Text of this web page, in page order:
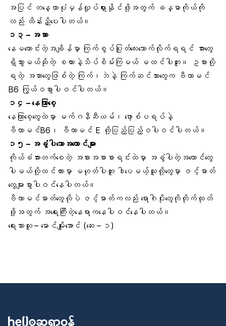
အပြင် တနေ့တာပုံမှန်လှုပ်ရှားနိုင်ဖို့အတွက် ခန္ဓာကိုယ်ကို
လည်း ထိန်းညှိပေးပါတယ်။
၁၃ – အသား
နေမကောင်းတဲ့အချိန်မှာ ကြက်စွပ်ပြုတ်လေးသောက်လိုက်ရရင် အားတွေ
ရှိသွားမယ်ဆိုတဲ့ စကားနဲ့သိပ်စိမ်းကြမယ် မထင်ပါဘူး။ ဥစားလို့
ရတဲ့ အသားတွေဖြစ်တဲ့ ကြက်၊ဘဲနဲ့ ကြက်ဆင်သားတွေက ဗီတာမင်
B6 ကြွယ်ဝစွာပါဝင်ပါတယ်။
၁၄ – နေကြာစေ့
နေကြာစေ့တွေထဲမှာ မက်ဂနီဆီယမ်၊ ဖော့စ်ပရပ်နဲ့
ဗီတာမင်B6၊ ဗီတာမင် E တို့ပြည့်ပြည့်ဝပါဝင်ပါတယ်။
၁၅ – အခွံပါသောအကောင်များ
ကိုယ်ခံအားတက်စေတဲ့ အစားအစာစာရင်းထဲမှာ အခွံပါတဲ့အကောင်တွေ
ပါမယ်လို့ထင်ထားမှာ မဟုတ်ပါဘူး ဒါပေမယ့်သူတို့တွေမှာ ဇင့်ဓာတ်
တွေများစွာပါဝင်နေပါတယ်။
ဗီတာမင်ဓာတ်တွေလိုပဲ ဇင့်ဓာတ်ကလည်း ရောဂါပိုးတွေကိုတိုက်ထုတ်
ဖို့အတွက် အရေးကြီးတဲ့နေရာကနေပါဝင်နေပါတယ်။
ရေးသားသူ – မောင်မျိုးအောင် (ဆေး – ၁)